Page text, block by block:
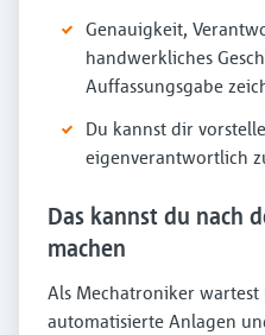
Genauigkeit,
handwerkliches
Auffassungsgabe
Du kannst dir
eigenverantwortlich
Das kannst du nach
machen
Als Mechatroniker
automatisierte Anlagen